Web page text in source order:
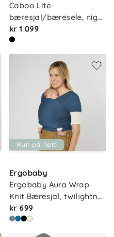
Caboo Lite
bæresjal/bæresele, nig…
kr 1 099
Kun på nett
Ergobaby
Ergobaby Aura Wrap
Knit Bæresjal, twilightn…
kr 699